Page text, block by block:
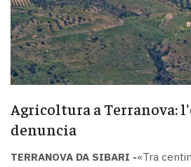
Agricoltura a Terranova:
denuncia
TERRANOVA DA SIBARI -«Tra